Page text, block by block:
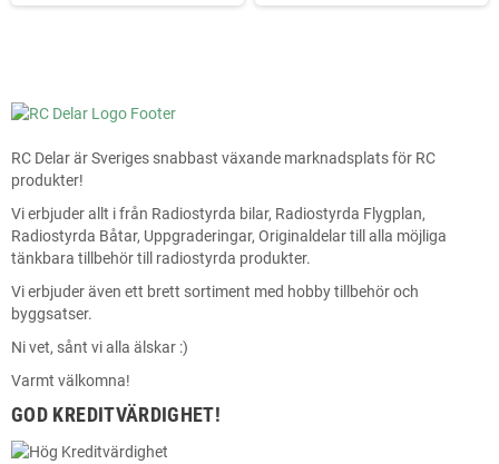
RC Delar är Sveriges snabbast växande marknadsplats för RC
produkter!
Vi erbjuder allt i från Radiostyrda bilar, Radiostyrda Flygplan,
Radiostyrda Båtar, Uppgraderingar, Originaldelar till alla möjliga
tänkbara tillbehör till radiostyrda produkter.
Vi erbjuder även ett brett sortiment med hobby tillbehör och
byggsatser.
Ni vet, sånt vi alla älskar :)
Varmt välkomna!
GOD KREDITVÄRDIGHET!